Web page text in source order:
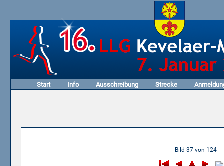
Start Info Ausschreibung Strecke
Bild 37 von 124